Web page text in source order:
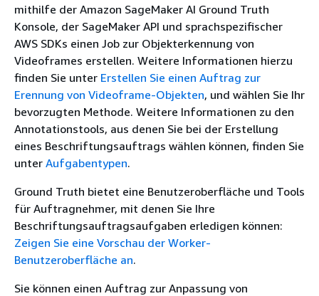
mithilfe der Amazon SageMaker AI Ground Truth
Konsole, der SageMaker API und sprachspezifischer
AWS SDKs einen Job zur Objekterkennung von
Videoframes erstellen. Weitere Informationen hierzu
finden Sie unter Erstellen Sie einen Auftrag zur
Erennung von Videoframe-Objekten, und wählen Sie Ihr
bevorzugten Methode. Weitere Informationen zu den
Annotationstools, aus denen Sie bei der Erstellung
eines Beschriftungsauftrags wählen können, finden Sie
unter Aufgabentypen.
Ground Truth bietet eine Benutzeroberfläche und Tools
für Auftragnehmer, mit denen Sie Ihre
Beschriftungsauftragsaufgaben erledigen können:
Zeigen Sie eine Vorschau der Worker-
Benutzeroberfläche an.
Sie können einen Auftrag zur Anpassung von